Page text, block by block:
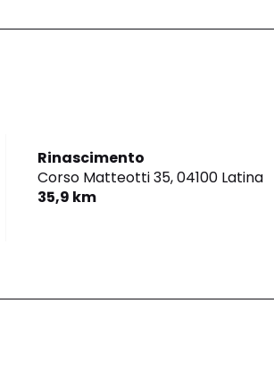
Rinascimento
Corso Matteotti 35,04100 Latina
35,9 km